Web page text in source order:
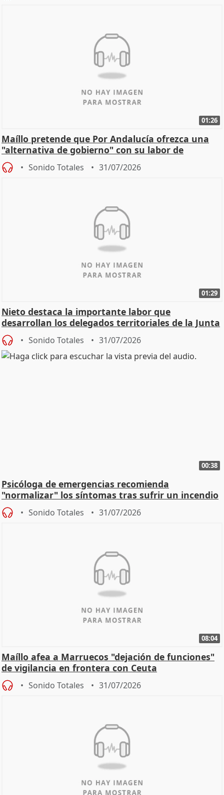
01:26
Maíllo pretende que Por Andalucía ofrezca una
"alternativa de gobierno" con su labor de
oposición
Sonido Totales 31/07/2026
01:29
Nieto destaca la importante labor que
desarrollan los delegados territoriales de la Junta
Sonido Totales 31/07/2026
00:38
Psicóloga de emergencias recomienda
"normalizar" los síntomas tras sufrir un incendio
Sonido Totales 31/07/2026
08:04
Maíllo afea a Marruecos "dejación de funciones"
de vigilancia en frontera con Ceuta
Sonido Totales 31/07/2026